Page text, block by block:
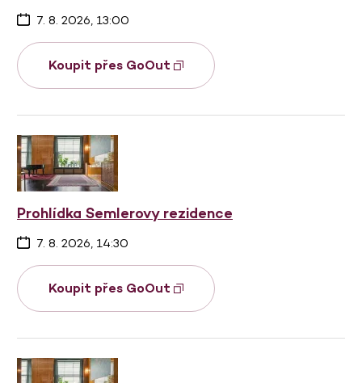
7. 8. 2026, 13:00
Koupit přes GoOut
Prohlídka Semlerovy rezidence
7. 8. 2026, 14:30
Koupit přes GoOut